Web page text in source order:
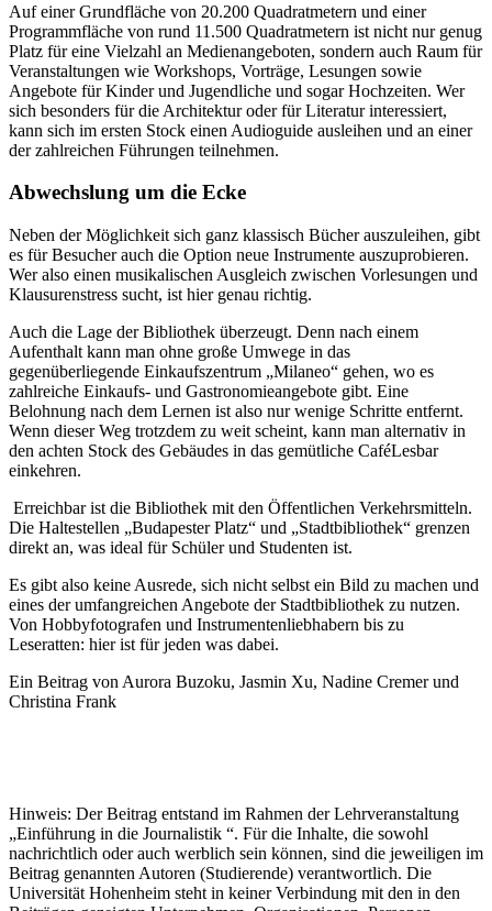
Auf einer Grundfläche von 20.200 Quadratmetern und einer
Programmfläche von rund 11.500 Quadratmetern ist nicht nur genug
Platz für eine Vielzahl an Medienangeboten, sondern auch Raum für
Veranstaltungen wie Workshops, Vorträge, Lesungen sowie
Angebote für Kinder und Jugendliche und sogar Hochzeiten. Wer
sich besonders für die Architektur oder für Literatur interessiert,
kann sich im ersten Stock einen Audioguide ausleihen und an einer
der zahlreichen Führungen teilnehmen.
Abwechslung um die Ecke
Neben der Möglichkeit sich ganz klassisch Bücher auszuleihen, gibt
es für Besucher auch die Option neue Instrumente auszuprobieren.
Wer also einen musikalischen Ausgleich zwischen Vorlesungen und
Klausurenstress sucht, ist hier genau richtig.
Auch die Lage der Bibliothek überzeugt. Denn nach einem
Aufenthalt kann man ohne große Umwege in das
gegenüberliegende Einkaufszentrum „Milaneo“ gehen, wo es
zahlreiche Einkaufs- und Gastronomieangebote gibt. Eine
Belohnung nach dem Lernen ist also nur wenige Schritte entfernt.
Wenn dieser Weg trotzdem zu weit scheint, kann man alternativ in
den achten Stock des Gebäudes in das gemütliche CaféLesbar
einkehren.
Erreichbar ist die Bibliothek mit den Öffentlichen Verkehrsmitteln.
Die Haltestellen „Budapester Platz“ und „Stadtbibliothek“ grenzen
direkt an, was ideal für Schüler und Studenten ist.
Es gibt also keine Ausrede, sich nicht selbst ein Bild zu machen und
eines der umfangreichen Angebote der Stadtbibliothek zu nutzen.
Von Hobbyfotografen und Instrumentenliebhabern bis zu
Leseratten: hier ist für jeden was dabei.
Ein Beitrag von Aurora Buzoku, Jasmin Xu, Nadine Cremer und
Christina Frank
Hinweis: Der Beitrag entstand im Rahmen der Lehrveranstaltung
„Einführung in die Journalistik “. Für die Inhalte, die sowohl
nachrichtlich oder auch werblich sein können, sind die jeweiligen im
Beitrag genannten Autoren (Studierende) verantwortlich. Die
Universität Hohenheim steht in keiner Verbindung mit den in den